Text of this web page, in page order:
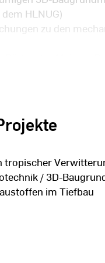
HLNUG)
zu den
in der
tropischer
/ 3D-
im Tiefbau